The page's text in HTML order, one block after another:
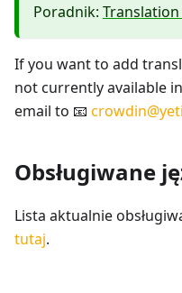
Poradnik: Translation
If you want to add
not currently available
email to 📧
Obsługiwane
Lista aktualnie
tutaj.